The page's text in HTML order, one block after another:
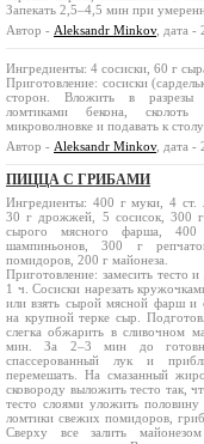
Запекать 2,5–4,5 мин при
Автор - Aleksandr Minkov, дата -
Ингредиенты: 4 сосиски, 60 г
Приготовление: сосиски
сторон. Вложить в разрезы
ломтиками бекона,
микроволновке и подавать к
Автор - Aleksandr Minkov, дата -
ПИЦЦА С ГРИБАМИ
Ингредиенты: 400 г муки, 4 ст.
30 г дрожжей, 5 сосисок, 300
сырого мясного фарша,
шампиньонов, 300 г
помидоров, 200 г майонеза.
Приготовление: замесить тесто
1 ч. Сосиски нарезать
или взять сырой мясной фарш и
на крупной терке сыр.
слегка обжарить в сливочном
мин. За 2–3 мин до
спассерованный лук и
перемешать. На смазанный
сковороду выложить тесто так,
тесто слоями уложить половину
ломтики свежих помидоров,
Сверху все залить